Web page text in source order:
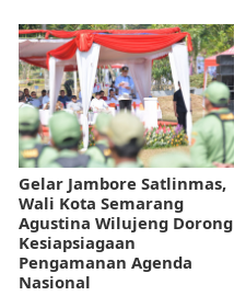
Gelar Jambore Satlinmas,
Wali Kota Semarang
Agustina Wilujeng Dorong
Kesiapsiagaan
Pengamanan Agenda
Nasional